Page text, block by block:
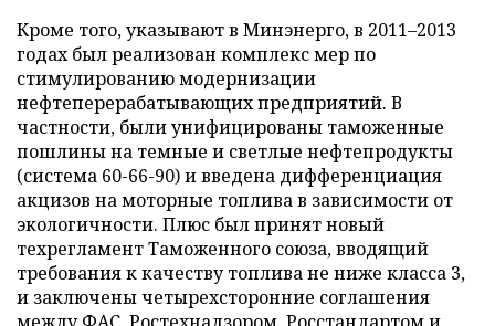
Кроме того, указывают в Минэнерго, в 2011–2013
годах был реализован комплекс мер по
стимулированию модернизации
нефтеперерабатывающих предприятий. В
частности, были унифицированы таможенные
пошлины на темные и светлые нефтепродукты
(система 60-66-90) и введена дифференциация
акцизов на моторные топлива в зависимости от
экологичности. Плюс был принят новый
техрегламент Таможенного союза, вводящий
требования к качеству топлива не ниже класса 3,
и заключены четырехсторонние соглашения